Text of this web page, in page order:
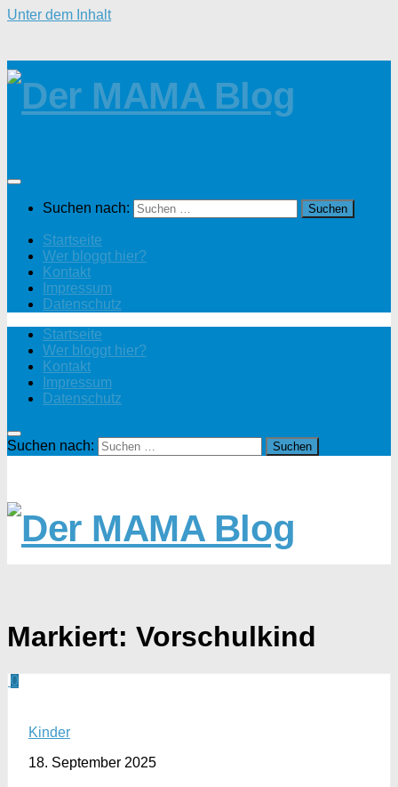
Unter dem Inhalt
Suchen nach:
Startseite
Wer bloggt hier?
Kontakt
Impressum
Datenschutz
Startseite
Wer bloggt hier?
Kontakt
Impressum
Datenschutz
Suchen nach:
Markiert: Vorschulkind
0
Kinder
18. September 2025